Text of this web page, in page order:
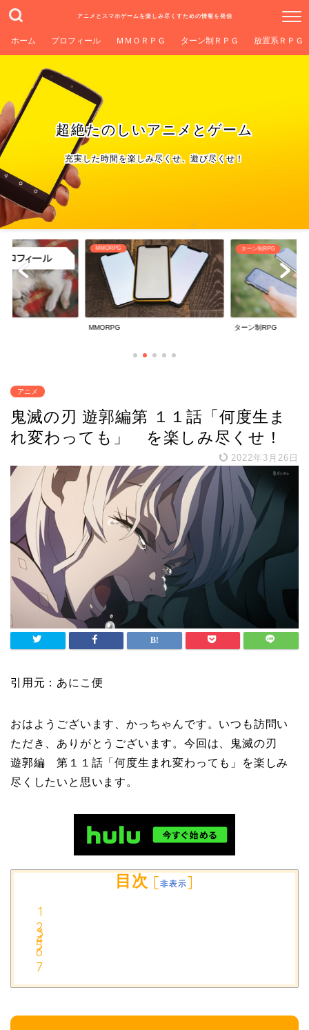
アニメとスマホゲームを楽しみ尽くすための情報を発信
ホーム プロフィール ＭＭＯＲＰＧ ターン制ＲＰＧ 放置系ＲＰＧ
超絶たのしいアニメとゲーム
充実した時間を楽しみ尽くせ、遊び尽くせ！
ターン制RPG
ターン制RPG
放置系RPG
放置系RPG
アニメ
鬼滅の刃 遊郭編第 １１話「何度生ま
れ変わっても」 を楽しみ尽くせ！
2022年3月26日
引用元：あにこ便
おはようございます、かっちゃんです。いつも訪問い
ただき、ありがとうございます。今回は、鬼滅の刃
遊郭編 第１１話「何度生まれ変わっても」を楽しみ
尽くしたいと思います。
目次 [非表示]